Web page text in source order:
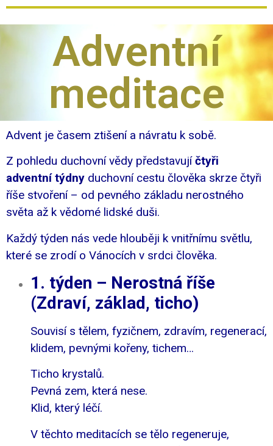
Adventní
meditace
Advent je časem ztišení a návratu k sobě.
Z pohledu duchovní vědy představujíčtyři
adventní týdny duchovní cestu člověka skrze čtyři
říše stvoření – od pevného základu nerostného
světa až k vědomé lidské duši.
Každý týden nás vede hlouběji k vnitřnímu světlu,
které se zrodí o Vánocích v srdci člověka.
1. týden – Nerostná říše
(Zdraví, základ, ticho)
Souvisí s tělem, fyzičnem, zdravím, regenerací,
klidem, pevnými kořeny, tichem…
Ticho krystalů.
Pevná zem, která nese.
Klid, který léčí.
V těchto meditacích se tělo regeneruje,